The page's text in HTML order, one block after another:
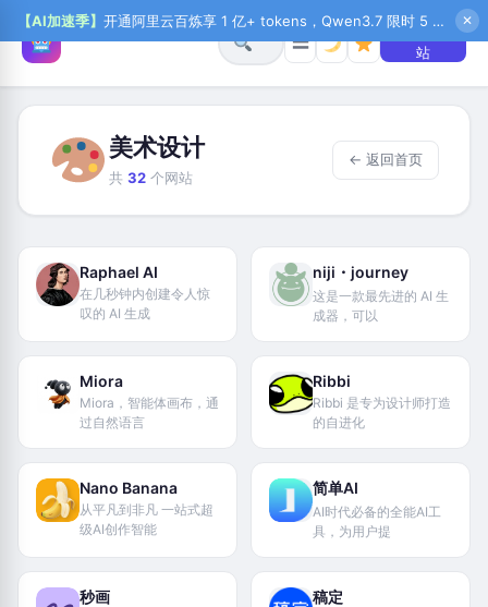
【AI加速季】 开通阿里云百炼享 1 亿+ tokens，Qwen3.7 限时 5 折起，秒悟新注送 1 万积分，加入 OPC 赢百万助力金，QoderWork CN 首月 0 元 ✕
☰
+ 提交网
站
美术设计
共 32个网站
← 返回首页
Raphael AI
在几秒钟内创建令人惊
叹的 AI 生成
niji・journey
这是一款最先进的 AI 生
成器，可以
Miora
Miora，智能体画布，通
过自然语言
Ribbi
Ribbi 是专为设计师打造
的自进化
Nano Banana
从平凡到非凡 一站式超
级AI创作智能
简单AI
AI时代必备的全能AI工
具，为用户提
秒画 稿定